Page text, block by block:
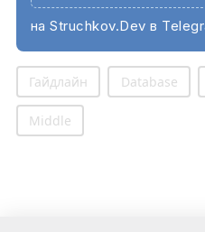
на Struchkov.Dev в
Гайдлайн Database
Middle